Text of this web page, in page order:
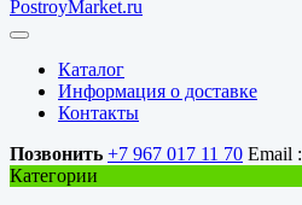
Каталог
Информация о доставке
Контакты
Позвонить +7 967 017 11 70 Email :
Категории